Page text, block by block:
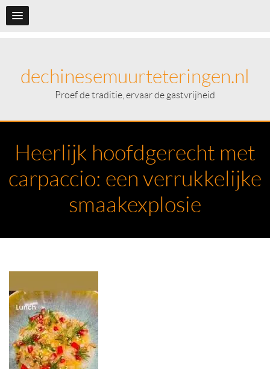
dechinesemuurteteringen.nl
Proef de traditie, ervaar de gastvrijheid
Heerlijk hoofdgerecht met
carpaccio: een verrukkelijke
smaakexplosie